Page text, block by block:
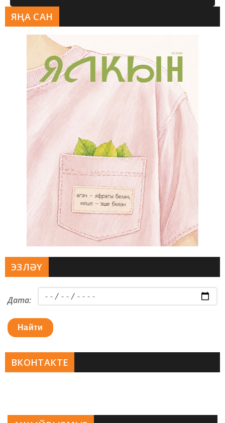
ЯҢА САН
ЭЗЛӘҮ
Дата:
Найти
ВКОНТАКТЕ